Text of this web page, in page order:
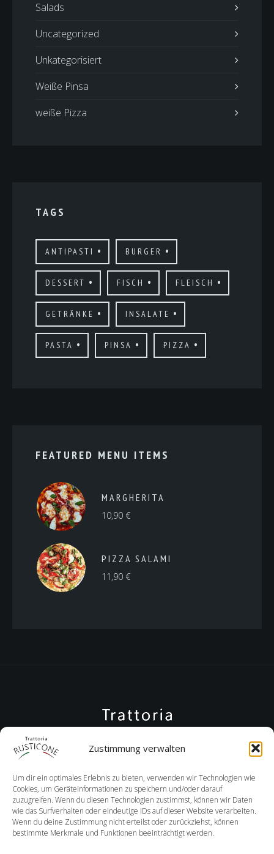
Zustimmung verwalten
Um dir ein optimales Erlebnis zu bieten, verwenden wir Technologien wie
Cookies, um Geräteinformationen zu speichern und/oder darauf
zuzugreifen. Wenn du diesen Technologien zustimmst, können wir Daten
wie das Surfverhalten oder eindeutige IDs auf dieser Website verarbeiten.
Wenn du deine Zustimmung nicht erteilst oder zurückziehst, können
bestimmte Merkmale und Funktionen beeinträchtigt werden.
Salads
Uncategorized
Unkategorisiert
Weiße Pinsa
weiße Pizza
TAGS
ANTIPASTI BURGER
DESSERT FISCH FLEISCH
GETRÄNKE INSALATE
PASTA PINSA PIZZA
FEATURED MENU ITEMS
MARGHERITA
10,90 €
PIZZA SALAMI
11,90 €
+08152 9892380